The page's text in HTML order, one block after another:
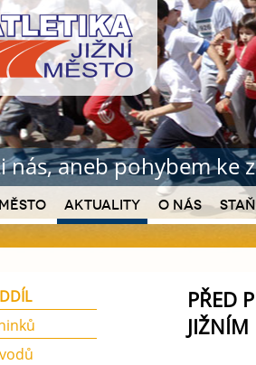
nás, aneb pohybem ke
Aktuality O nás
PŘED
JIŽNÍM